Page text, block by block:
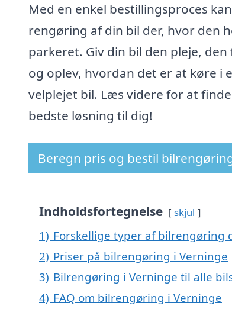
Med en enkel bestillingsproces
rengøring af din bil der, hvor den
parkeret. Giv din bil den pleje, den
og oplev, hvordan det er at køre i
velplejet bil. Læs videre for at
bedste løsning til dig!
Beregn pris og bestil
Indholdsfortegnelse skjul
1) Forskellige typer af bilrengøring
2) Priser på bilrengøring i Verninge
3) Bilrengøring i Verninge til alle
4) FAQ om bilrengøring i Verninge